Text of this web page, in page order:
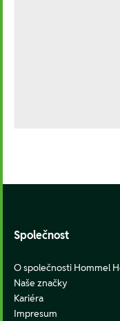
Společnost
O společnosti Hommel
Naše značky
Kariéra
Impresum